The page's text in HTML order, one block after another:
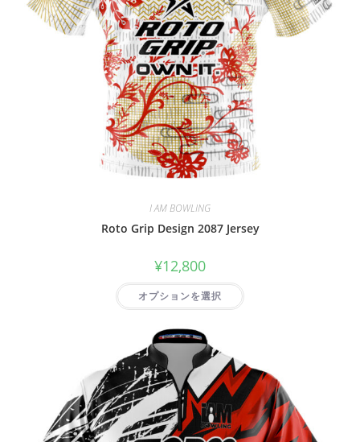
I AM BOWLING
Roto Grip Design 2087 Jersey
¥12,800
オプションを選択